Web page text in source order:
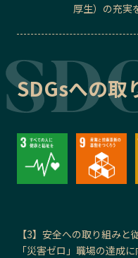
厚生）の充実
SDGsへの取
【3】安全への取り組みと
「災害ゼロ」職場の達成